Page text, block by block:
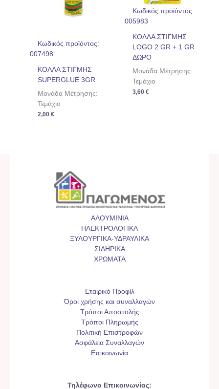
Κωδικός προϊόντος:
007498
ΚΟΛΛΑ ΣΤΙΓΜΗΣ
SUPERGLUE 3GR
Μονάδα Μέτρησης:
Τεμάχιο
2,00€
Κωδικός προϊόντος:
005983
ΚΟΛΛΑ ΣΤΙΓΜΗΣ
LOGO 2 GR + 1 GR
ΔΩΡΟ
Μονάδα Μέτρησης:
Τεμάχιο
3,60 €
ΑΛΟΥΜΙΝΙΑ
ΗΛΕΚΤΡΟΛΟΓΙΚΑ
ΞΥΛΟΥΡΓΙΚΑ-ΥΔΡΑΥΛΙΚΑ
ΣΙΔΗΡΙΚΑ
ΧΡΩΜΑΤΑ
Εταιρικό Προφίλ
Όροι χρήσης και συναλλαγών
Τρόποι Αποστολής
Τρόποι Πληρωμής
Πολιτική Επιστροφών
Ασφάλεια Συναλλαγών
Επικοινωνία
Τηλέφωνο Επικοινωνίας: